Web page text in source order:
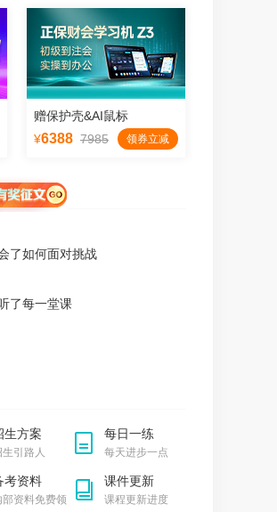
》
赠保护壳&AI鼠标
¥6388 7985 领券立减
知识变得易懂
我无尽的力量
的大门
了如何面对挑战
了每一堂课
知识变得易懂
我无尽的力量
生方案
生引路人
每日一练
每天进步一点
考资料
部资料免费领
课件更新
课程更新进度